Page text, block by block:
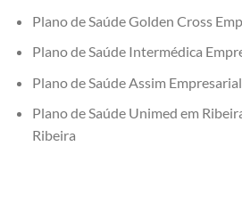
Plano de Saúde Golden Cross
Plano de Saúde Intermédica
Plano de Saúde Assim
Plano de Saúde Unimed em
Ribeira